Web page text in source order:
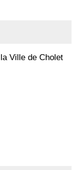
Ville de Cholet